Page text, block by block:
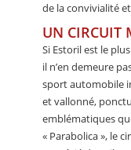
de la convivialité
UN CIRCUIT
Si Estoril est le
il n’en demeure
sport automobile
et vallonné,
emblématiques
« Parabolica », le